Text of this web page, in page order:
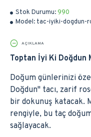
Stok Durumu: 990
Model: tac-iyiki-dogdun-
AÇIKLAMA
Toptan İyi Ki Doğdun
Doğum günlerinizi
Doğdun" tacı, zarif
bir dokunuş katacak.
rengiyle, bu taç
sağlayacak.